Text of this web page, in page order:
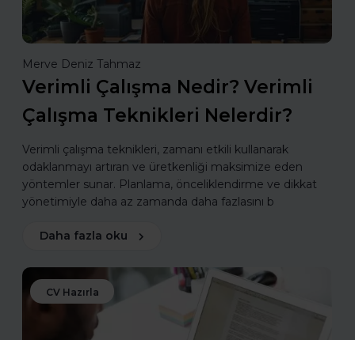
Merve Deniz Tahmaz
Verimli Çalışma Nedir? Verimli
Çalışma Teknikleri Nelerdir?
Verimli çalışma teknikleri, zamanı etkili kullanarak
odaklanmayı artıran ve üretkenliği maksimize eden
yöntemler sunar. Planlama, önceliklendirme ve dikkat
yönetimiyle daha az zamanda daha fazlasını b
Daha fazla oku
CV Hazırla